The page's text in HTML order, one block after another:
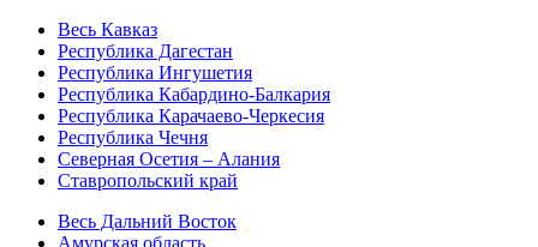
Весь Кавказ
Республика Дагестан
Республика Ингушетия
Республика Кабардино-Балкария
Республика Карачаево-Черкесия
Республика Чечня
Северная Осетия – Алания
Ставропольский край
Весь Дальний Восток
Амурская область